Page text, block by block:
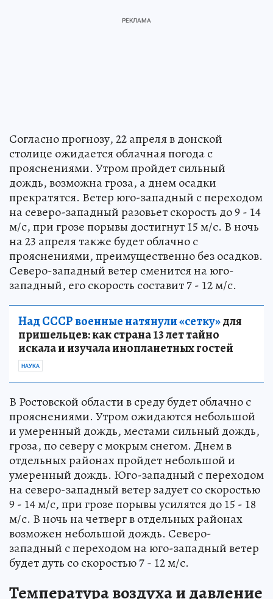
Согласно прогнозу, 22 апреля в донской
столице ожидается облачная погода с
прояснениями. Утром пройдет сильный
дождь, возможна гроза, а днем осадки
прекратятся. Ветер юго-западный с переходом
на северо-западный разовьет скорость до 9 - 14
м/с, при грозе порывы достигнут 15 м/с. В ночь
на 23 апреля также будет облачно с
прояснениями, преимущественно без осадков.
Северо-западный ветер сменится на юго-
западный, его скорость составит 7 - 12 м/с.
Над СССР военные натянули «сетку»для
пришельцев: как страна 13 лет тайно
искала и изучала инопланетных гостей
НАУКА
В Ростовской области в среду будет облачно с
прояснениями. Утром ожидаются небольшой
и умеренный дождь, местами сильный дождь,
гроза, по северу с мокрым снегом. Днем в
отдельных районах пройдет небольшой и
умеренный дождь. Юго-западный с переходом
на северо-западный ветер задует со скоростью
9 - 14 м/с, при грозе порывы усилятся до 15 - 18
м/с. В ночь на четверг в отдельных районах
возможен небольшой дождь. Северо-
западный с переходом на юго-западный ветер
будет дуть со скоростью 7 - 12 м/с.
Температура воздуха и давление